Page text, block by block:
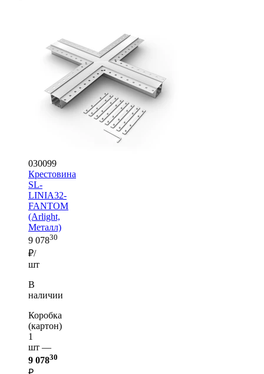
030099
Крестовина
SL-
LINIA32-
FANTOM
(Arlight,
Металл)
9 07830
₽/
шт
В
наличии
Коробка
(картон)
1
шт —
9 07830